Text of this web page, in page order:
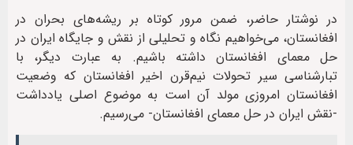
در نوشتار حاضر، ضمن مرور کوتاه بر ریشه‌های بحران در
افغانستان، می‌خواهیم نگاه و تحلیلی از نقش و جایگاه ایران در
حل معمای افغانستان داشته باشیم. به عبارت دیگر، با
تبارشناسی سیر تحولات نیم‌قرن اخیر افغانستان که وضعیت
افغانستان امروزی مولد آن است به موضوع اصلی یادداشت
-نقش ایران در حل معمای افغانستان- می‌رسیم.